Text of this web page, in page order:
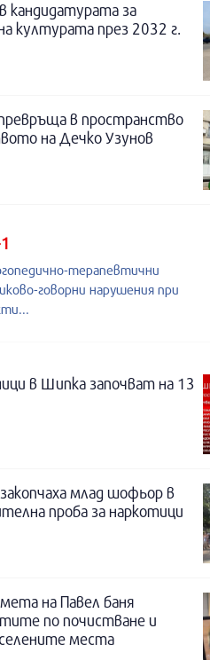
кандидатурата за
културата през 2032 г.
в пространство
на Дечко Узунов
терапевтични
говорни нарушения при
в Шипка започват на 13
млад шофьор в
проба за наркотици
на Павел баня
по почистване и
места